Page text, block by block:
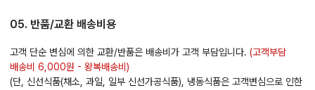
05. 반품/교환 배송비용
고객 단순 변심에 의한 교환/반품은 배송비가 고객 부담입니다. (고객부담
배송비 6,000원 - 왕복배송비)
(단, 신선식품(채소, 과일, 일부 신선가공식품), 냉동식품은 고객변심으로 인한